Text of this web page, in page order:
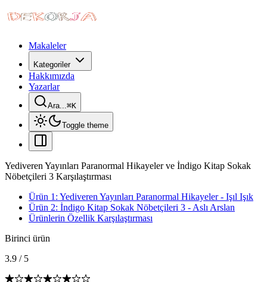
Makaleler
Kategoriler
Hakkımızda
Yazarlar
Ara...⌘K
Toggle theme
Yediveren Yayınları Paranormal Hikayeler ve İndigo Kitap Sokak
Nöbetçileri 3 Karşılaştırması
Ürün 1: Yediveren Yayınları Paranormal Hikayeler - Işıl Işık
Ürün 2: İndigo Kitap Sokak Nöbetçileri 3 - Aslı Arslan
Ürünlerin Özellik Karşılaştırması
Birinci ürün
3.9 / 5